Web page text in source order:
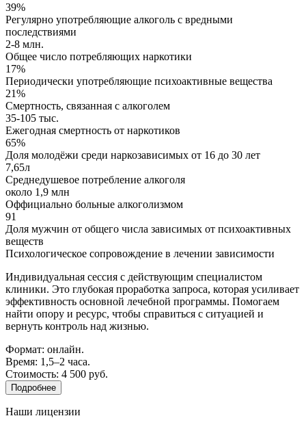
39%
Регулярно употребляющие алкоголь с вредными
последствиями
2-8 млн.
Общее число потребляющих наркотики
17%
Периодически употребляющие психоактивные вещества
21%
Смертность, связанная с алкоголем
35-105 тыс.
Ежегодная смертность от наркотиков
65%
Доля молодёжи среди наркозависимых от 16 до 30 лет
7,65л
Среднедушевое потребление алкоголя
около 1,9 млн
Оффициально больные алкоголизмом
91
Доля мужчин от общего числа зависимых от психоактивных
веществ
Психологическое сопровождение в лечении зависимости
Индивидуальная сессия с действующим специалистом
клиники. Это глубокая проработка запроса, которая усиливает
эффективность основной лечебной программы. Помогаем
найти опору и ресурс, чтобы справиться с ситуацией и
вернуть контроль над жизнью.
Формат: онлайн.
Время: 1,5–2 часа.
Стоимость: 4 500 руб.
Подробнее
Наши лицензии